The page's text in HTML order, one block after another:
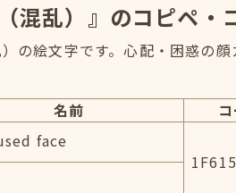
（混乱）』のコピペ・
）の絵文字です。心配・困惑の
名前
face
1F615